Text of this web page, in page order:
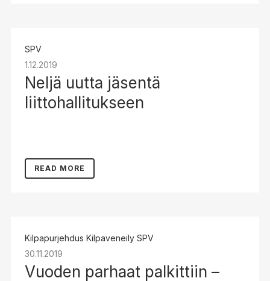
SPV
1.12.2019
Neljä uutta jäsentä
liittohallitukseen
READ MORE
Kilpapurjehdus Kilpaveneily SPV
30.11.2019
Vuoden parhaat palkittiin –